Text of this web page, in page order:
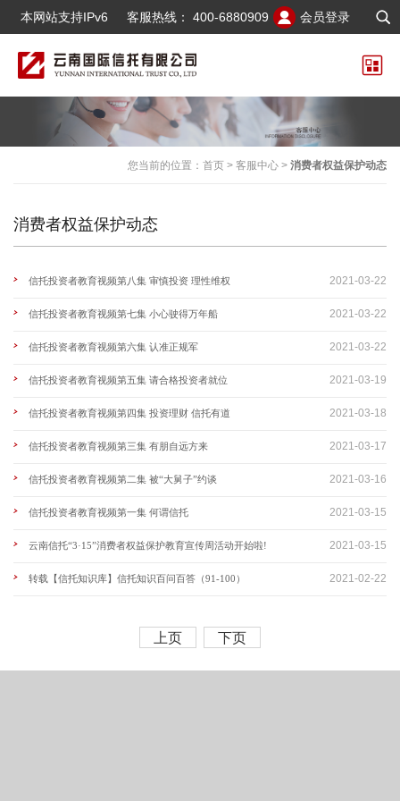
会员登录
客服热线： 400-6880909
本网站支持IPv6
您当前的位置： 首页 > 客服中心 > 消费者权益保护动态
消费者权益保护动态
信托投资者教育视频第八集 审慎投资 理性维权 2021-03-22
信托投资者教育视频第七集 小心驶得万年船 2021-03-22
信托投资者教育视频第六集 认准正规军 2021-03-22
信托投资者教育视频第五集 请合格投资者就位 2021-03-19
信托投资者教育视频第四集 投资理财 信托有道 2021-03-18
信托投资者教育视频第三集 有朋自远方来 2021-03-17
信托投资者教育视频第二集 被“大舅子”约谈 2021-03-16
信托投资者教育视频第一集 何谓信托 2021-03-15
云南信托“3·15”消费者权益保护教育宣传周活动开始啦! 2021-03-15
转载【信托知识库】信托知识百问百答（91-100） 2021-02-22
上页 下页